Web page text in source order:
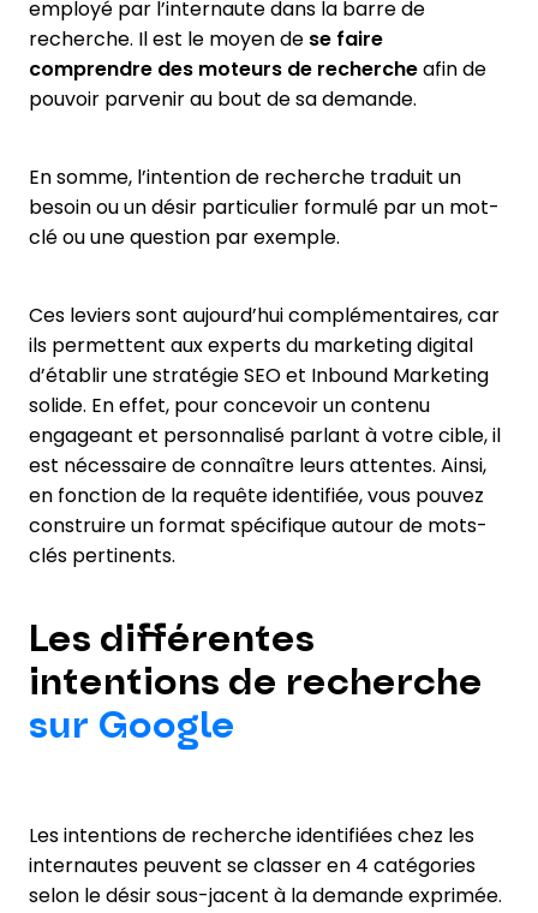
employé par l’internaute dans la barre de
recherche. Il est le moyen de se faire
comprendre des moteurs de rechercheafin de
pouvoir parvenir au bout de sa demande.
En somme, l’intention de recherche traduit un
besoin ou un désir particulier formulé par un mot-
clé ou une question par exemple.
Ces leviers sont aujourd’hui complémentaires, car
ils permettent aux experts du marketing digital
d’établir une stratégie SEO et Inbound Marketing
solide. En effet, pour concevoir un contenu
engageant et personnalisé parlant à votre cible, il
est nécessaire de connaître leurs attentes. Ainsi,
en fonction de la requête identifiée, vous pouvez
construire un format spécifique autour de mots-
clés pertinents.
Les différentes
intentions de recherche
sur Google
Les intentions de recherche identifiées chez les
internautes peuvent se classer en 4 catégories
selon le désir sous-jacent à la demande exprimée.